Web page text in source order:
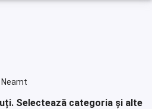
Neamt
Selectează categoria și alte